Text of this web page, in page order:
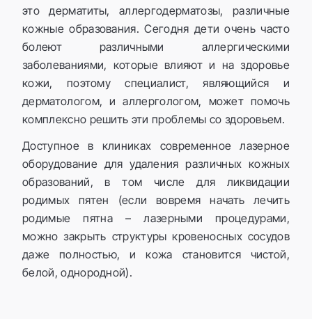
это дерматиты, аллергодерматозы, различные
кожные образования. Сегодня дети очень часто
болеют различными аллергическими
заболеваниями, которые влияют и на здоровье
кожи, поэтому специалист, являющийся и
дерматологом, и аллергологом, может помочь
комплексно решить эти проблемы со здоровьем.
Доступное в клиниках современное лазерное
оборудование для удаления различных кожных
образований, в том числе для ликвидации
родимых пятен (если вовремя начать лечить
родимые пятна – лазерными процедурами,
можно закрыть структуры кровеносных сосудов
даже полностью, и кожа становится чистой,
белой, однородной).